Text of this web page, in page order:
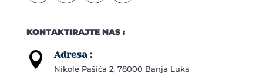
KONTAKTIRAJTE NAS :
 Adresa :
Nikole Pašića 2, 78000 Banja Luka